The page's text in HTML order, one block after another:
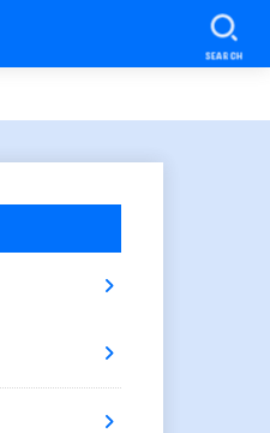
SEARCH